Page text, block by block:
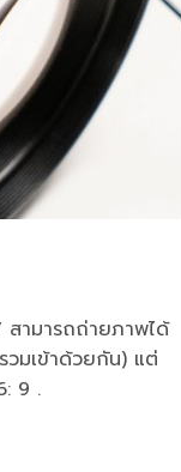
สามารถถ่ายภาพได้
วมเข้าด้วยกัน) แต่
9 .